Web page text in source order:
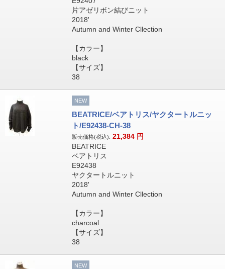
片アゼリボン結びニット
2018'
Autumn and Winter Cllection
【カラー】
black
【サイズ】
38
NEW
BEATRICE/ベアトリス/ヤクタートルニッ
ト/E92438-CH-38
販売価格(税込): 21,384 円
BEATRICE
ベアトリス
E92438
ヤクタートルニット
2018'
Autumn and Winter Cllection
【カラー】
charcoal
【サイズ】
38
NEW